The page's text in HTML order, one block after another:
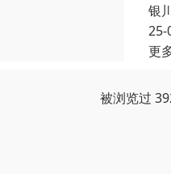
银
25-
更
被浏览过